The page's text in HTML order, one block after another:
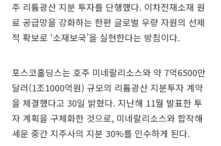
주 리튬광산 지분 투자를 단행했다. 이차전재소재 원
료 공급망을 강화하는 한편 글로벌 우량 자원의 선제
적 확보로 ‘소재보국’을 실현한다는 방침이다.
포스코홀딩스는 호주 미네랄리소스와 약 7억6500만
달러(1조1000억원) 규모의 리튬광산 지분투자 계약
을 체결했다고 30일 밝혔다. 지난해 11월 발표한 투
자 계획을 구체화한 것으로, 미네랄리소스와 합작해
세운 중간 지주사의 지분 30%를 인수하게 된다.